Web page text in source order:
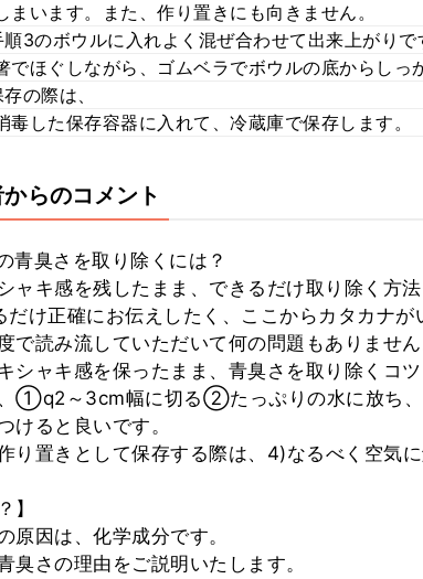
まいます。また、作り置きにも向きません。
順3のボウルに入れよく混ぜ合わせて出来上がりで
でほぐしながら、ゴムベラでボウルの底からしっ
存の際は、
毒した保存容器に入れて、冷蔵庫で保存します。
らのコメント
青臭さを取り除くには？
ャキ感を残したまま、できるだけ取り除く方法
だけ正確にお伝えしたく、ここからカタカナ
で読み流していただいて何の問題もありません
シャキ感を保ったまま、青臭さを取り除くコツ
①q2～3cm幅に切る②たっぷりの水に放ち
けると良いです。
り置きとして保存する際は、4)なるべく空気
】
原因は、化学成分です。
臭さの理由をご説明いたします。